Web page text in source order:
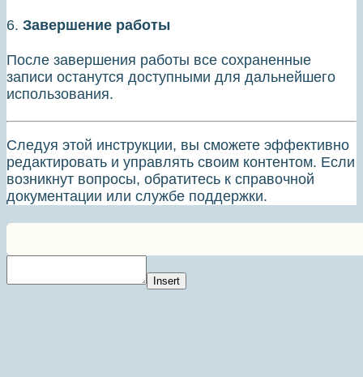
6. Завершение работы
После завершения работы все сохраненные
записи останутся доступными для дальнейшего
использования.
Следуя этой инструкции, вы сможете эффективно
редактировать и управлять своим контентом. Если
возникнут вопросы, обратитесь к справочной
документации или службе поддержки.
Insert